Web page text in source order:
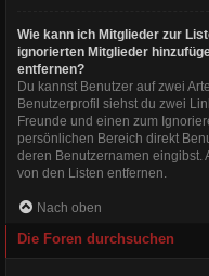
Wie kann ich Mitglieder zur
ignorierten Mitglieder
entfernen?
Du kannst Benutzer auf zwei
Benutzerprofil siehst du zwei
Freunde und einen zum
persönlichen Bereich direkt
deren Benutzernamen eingibst.
von den Listen entfernen.
Nach oben
Die Foren durchsuchen